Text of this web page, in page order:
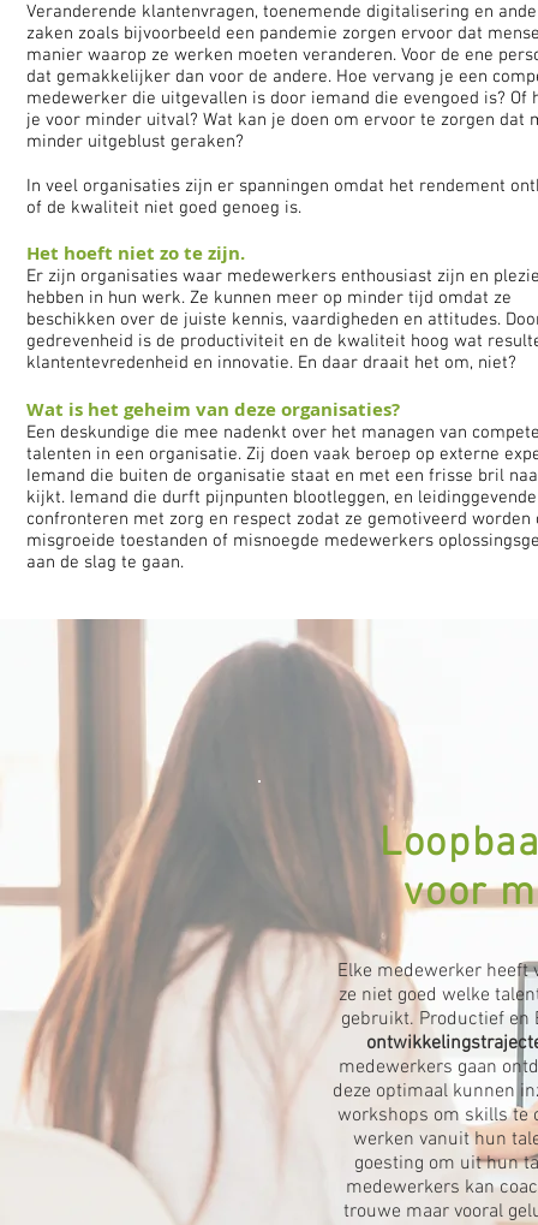
Veranderende klantenvragen, toenemende digitalisering en
zaken zoals bijvoorbeeld een pandemie zorgen ervoor dat
manier waarop ze werken moeten veranderen. Voor de ene
dat gemakkelijker dan voor de andere. Hoe vervang je een
medewerker die uitgevallen is door iemand die evengoed is? Of
je voor minder uitval? Wat kan je doen om ervoor te zorgen dat
minder uitgeblust geraken?
In veel organisaties zijn er spanningen omdat het rendement
of de kwaliteit niet goed genoeg is.
Het hoeft niet zo te zijn.
Er zijn organisaties waar medewerkers enthousiast zijn en
hebben in hun werk. Ze kunnen meer op minder tijd omdat ze
beschikken over de juiste kennis, vaardigheden en attitudes.
gedrevenheid is de productiviteit en de kwaliteit hoog wat
klantentevredenheid en innovatie. En daar draait het om, niet?
Wat is het geheim van deze organisaties?
Een deskundige die mee nadenkt over het managen van
talenten in een organisatie. Zij doen vaak beroep op externe
Iemand die buiten de organisatie staat en met een frisse bril
kijkt. Iemand die durft pijnpunten blootleggen, en
confronteren met zorg en respect zodat ze gemotiveerd worden
misgroeide toestanden of misnoegde medewerkers
aan de slag te gaan.
voor
Elke medewerker heeft
ze niet goed welke
gebruikt. Productief
medewerkers gaan
deze optimaal kunnen
workshops om skills te
werken vanuit hun
goesting om uit hun
medewerkers kan
trouwe maar vooral